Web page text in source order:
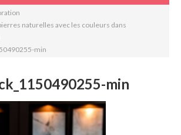
naturelles avec les couleurs dans
min
min